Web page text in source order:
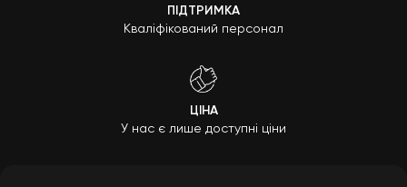
ПІДТРИМКА
Кваліфікований персонал
ЦІНА
У нас є лише доступні ціни